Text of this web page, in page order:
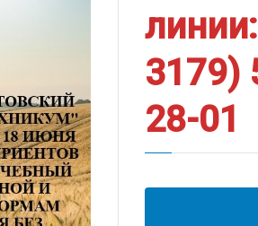
3179)
28-01